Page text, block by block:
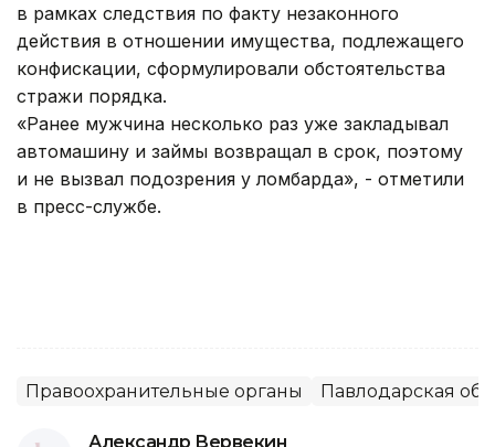
в рамках следствия по факту незаконного
действия в отношении имущества, подлежащего
конфискации, сформулировали обстоятельства
стражи порядка.
«Ранее мужчина несколько раз уже закладывал
автомашину и займы возвращал в срок, поэтому
и не вызвал подозрения у ломбарда», - отметили
в пресс-службе.
Правоохранительные органы Павлодарская
Александр Вервекин